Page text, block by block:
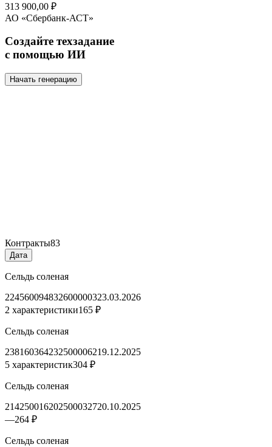
313 900,00 ₽
АО «Сбербанк-АСТ»
Создайте техзадание
с помощью ИИ
Начать генерацию
Контракты83
Дата
Сельдь соленая
224560094832600000323.03.2026
2 характеристики165 ₽
Сельдь соленая
238160364232500006219.12.2025
5 характеристик304 ₽
Сельдь соленая
214250016202500032720.10.2025
—264 ₽
Сельдь соленая